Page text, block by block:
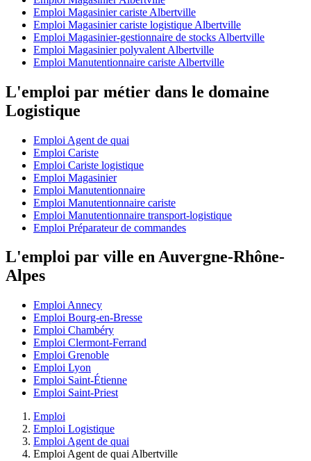
Emploi Magasinier cariste Albertville
Emploi Magasinier cariste logistique Albertville
Emploi Magasinier-gestionnaire de stocks Albertville
Emploi Magasinier polyvalent Albertville
Emploi Manutentionnaire cariste Albertville
L'emploi par métier dans le domaine
Logistique
Emploi Agent de quai
Emploi Cariste
Emploi Cariste logistique
Emploi Magasinier
Emploi Manutentionnaire
Emploi Manutentionnaire cariste
Emploi Manutentionnaire transport-logistique
Emploi Préparateur de commandes
L'emploi par ville en Auvergne-Rhône-
Alpes
Emploi Annecy
Emploi Bourg-en-Bresse
Emploi Chambéry
Emploi Clermont-Ferrand
Emploi Grenoble
Emploi Lyon
Emploi Saint-Étienne
Emploi Saint-Priest
Emploi
Emploi Logistique
Emploi Agent de quai
Emploi Agent de quai Albertville